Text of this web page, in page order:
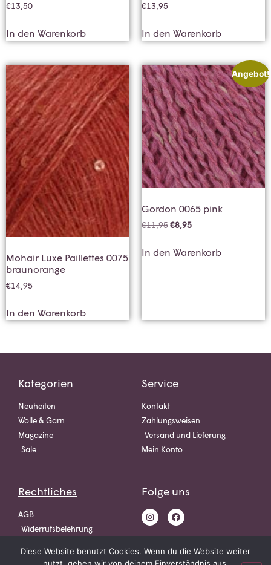
€13,50
In den Warenkorb
€13,95
In den Warenkorb
Mohair Luxe Paillettes 0075
braunorange
€14,95
In den Warenkorb
Angebot!
Gordon 0065 pink
€11,95€8,95
In den Warenkorb
Kategorien
Neuheiten
Wolle & Garn
Magazine
Sale
Service
Kontakt
Zahlungsweisen
Versand und Lieferung
Mein Konto
Rechtliches
AGB
Widerrufsbelehrung
Folge uns
Diese Website benutzt Cookies. Wenn du die Website weiter